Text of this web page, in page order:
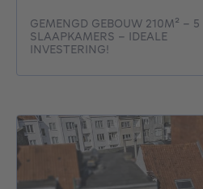
GEMENGD GEBOUW 210M² - 5
SLAAPKAMERS - IDEALE
INVESTERING!